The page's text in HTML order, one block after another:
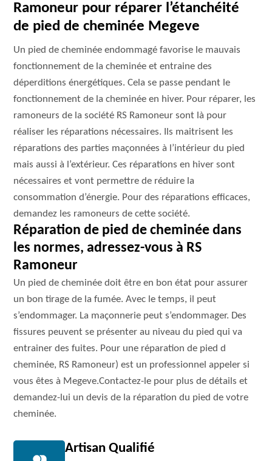
Ramoneur pour réparer l’étanchéité
de pied de cheminée Megeve
Un pied de cheminée endommagé favorise le mauvais
fonctionnement de la cheminée et entraine des
déperditions énergétiques. Cela se passe pendant le
fonctionnement de la cheminée en hiver. Pour réparer, les
ramoneurs de la société RS Ramoneur sont là pour
réaliser les réparations nécessaires. Ils maitrisent les
réparations des parties maçonnées à l’intérieur du pied
mais aussi à l’extérieur. Ces réparations en hiver sont
nécessaires et vont permettre de réduire la
consommation d’énergie. Pour des réparations efficaces,
demandez les ramoneurs de cette société.
Réparation de pied de cheminée dans
les normes, adressez-vous à RS
Ramoneur
Un pied de cheminée doit être en bon état pour assurer
un bon tirage de la fumée. Avec le temps, il peut
s’endommager. La maçonnerie peut s’endommager. Des
fissures peuvent se présenter au niveau du pied qui va
entrainer des fuites. Pour une réparation de pied d
cheminée, RS Ramoneur) est un professionnel appeler si
vous êtes à Megeve.Contactez-le pour plus de détails et
demandez-lui un devis de la réparation du pied de votre
cheminée.
Artisan Qualifié